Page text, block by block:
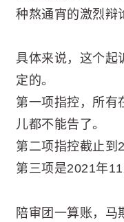
种熬通宵的激烈辩
具体来说，这个起
定的。
第一项指控，所有
儿都不能告了。
第二项指控截止到
第三项是2021年11
陪审团一算账，马